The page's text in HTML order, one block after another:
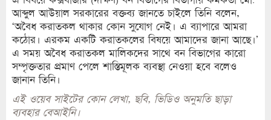
আব্দুল আউয়াল সরকারের বক্তব্য জানতে চাইলে তিনি বলেন,
‘অবৈধ করাতকল থাকার কোন সুযোগ নেই। এ ব্যাপারে আমরা
কঠোর। এরকম একটি করাতকলের বিষয়ে আমাদের জানা আছে।’
এ সময় অবৈধ করাতকল মালিকদের সাথে বন বিভাগের কারো
সম্পৃক্ততার প্রমাণ পেলে শাস্তিমূলক ব্যবস্থা নেওয়া হবে বলেও
জানান তিনি।
এই ওয়েব সাইটের কোন লেখা, ছবি, ভিডিও অনুমতি ছাড়া
ব্যবহার বেআইনি।